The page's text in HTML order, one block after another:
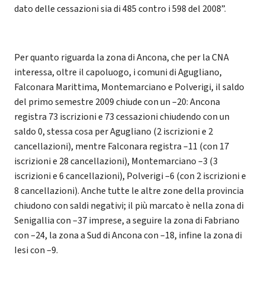
dato delle cessazioni sia di 485 contro i 598 del 2008”.
Per quanto riguarda la zona di Ancona, che per la CNA
interessa, oltre il capoluogo, i comuni di Agugliano,
Falconara Marittima, Montemarciano e Polverigi, il saldo
del primo semestre 2009 chiude con un –20: Ancona
registra 73 iscrizioni e 73 cessazioni chiudendo con un
saldo 0, stessa cosa per Agugliano (2 iscrizioni e 2
cancellazioni), mentre Falconara registra –11 (con 17
iscrizioni e 28 cancellazioni), Montemarciano –3 (3
iscrizioni e 6 cancellazioni), Polverigi –6 (con 2 iscrizioni e
8 cancellazioni). Anche tutte le altre zone della provincia
chiudono con saldi negativi; il più marcato è nella zona di
Senigallia con –37 imprese, a seguire la zona di Fabriano
con –24, la zona a Sud di Ancona con –18, infine la zona di
Iesi con –9.